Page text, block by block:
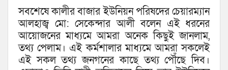
সবশেষে কালীর বাজার ইউনিয়ন পরিষদের চেয়ারম্যান
আলহাজ্ব মো: সেকেন্দার আলী বলেন এই ধরনের
আয়োজনের মাধ্যমে আমরা অনেক কিছুই জানলাম,
তথ্য পেলাম। এই কর্মশালার মাধ্যমে আমরা সকলেই
এই সকল তথ্য জনগনের কাছে তথ্য পৌঁছে দিব।